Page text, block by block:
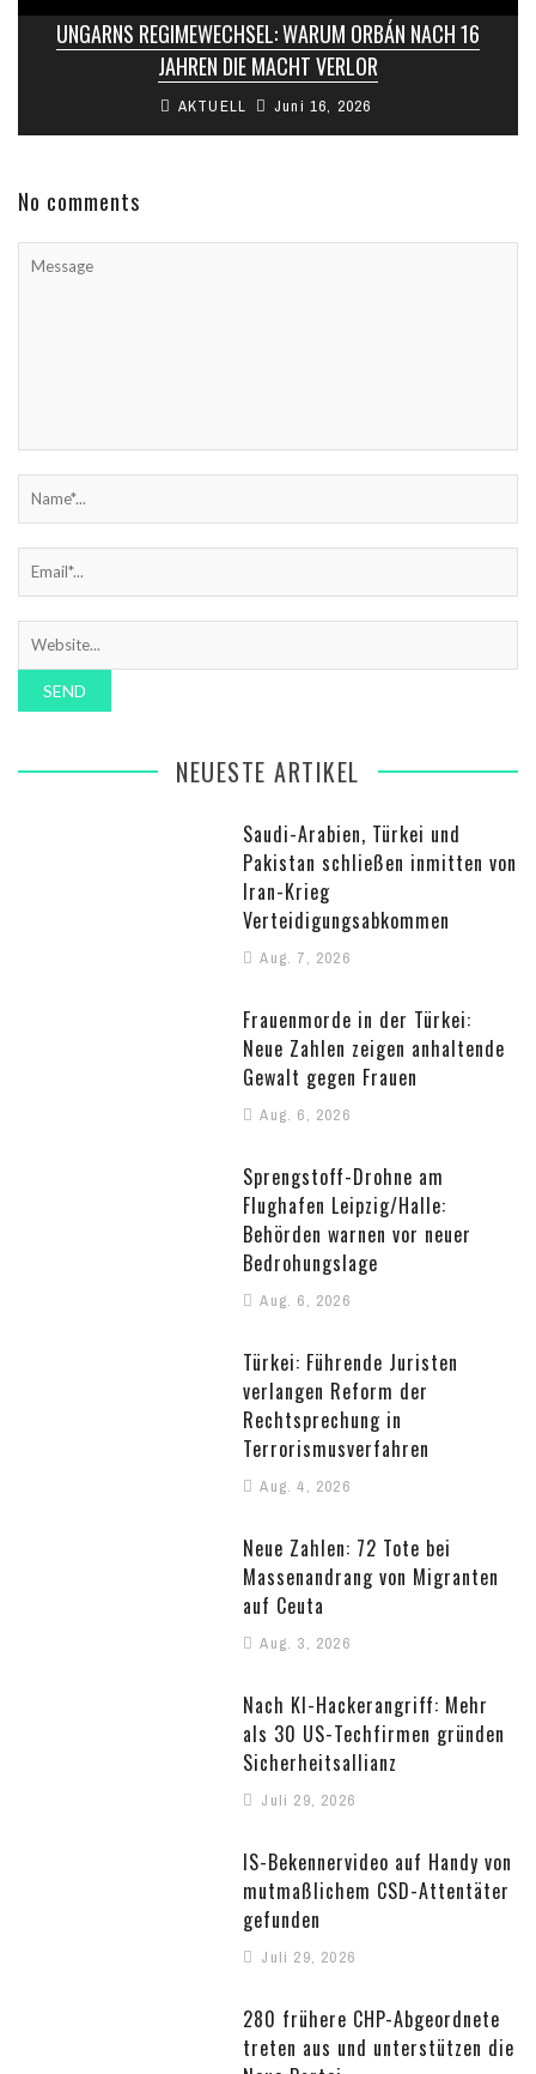
UNGARNS REGIMEWECHSEL: WARUM ORBÁN NACH 16
JAHREN DIE MACHT VERLOR
AKTUELL Juni 16, 2026
No comments
NEUESTE ARTIKEL
Saudi-Arabien, Türkei und
Pakistan schließen inmitten von
Iran-Krieg
Verteidigungsabkommen
Aug. 7, 2026
Frauenmorde in der Türkei:
Neue Zahlen zeigen anhaltende
Gewalt gegen Frauen
Aug. 6, 2026
Sprengstoff-Drohne am
Flughafen Leipzig/Halle:
Behörden warnen vor neuer
Bedrohungslage
Aug. 6, 2026
Türkei: Führende Juristen
verlangen Reform der
Rechtsprechung in
Terrorismusverfahren
Aug. 4, 2026
Neue Zahlen: 72 Tote bei
Massenandrang von Migranten
auf Ceuta
Aug. 3, 2026
Nach KI-Hackerangriff: Mehr
als 30 US-Techfirmen gründen
Sicherheitsallianz
Juli 29, 2026
IS-Bekennervideo auf Handy von
mutmaßlichem CSD-Attentäter
gefunden
Juli 29, 2026
280 frühere CHP-Abgeordnete
treten aus und unterstützen die